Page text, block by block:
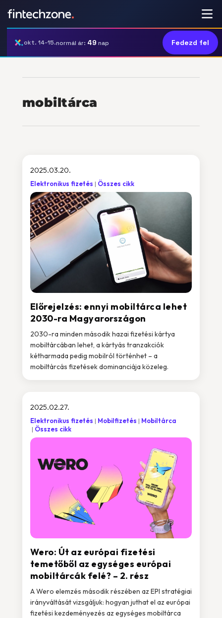
okt. 14-15.normál ár: 49 nap Fedezd fel
mobiltárca
Előrejelzés: ennyi mobiltárca lehet
2030-ra Magyarországon
2025.03.20.
Elektronikus fizetés Összes cikk
2030-ra minden második hazai fizetési kártya
mobiltárcában lehet, a kártyás tranzakciók
kétharmada pedig mobilról történhet – a
mobiltárcás fizetések dominanciája közeleg.
Wero: Út az európai fizetési
temetőből az egységes európai
mobiltárcák felé? – 2. rész
2025.02.27.
Elektronikus fizetés Mobilfizetés
Mobiltárca
Összes cikk
A Wero elemzés második részében az EPI stratégiai
irányváltását vizsgáljuk: hogyan juthat el az európai
fizetési kezdeményezés az egységes mobiltárca